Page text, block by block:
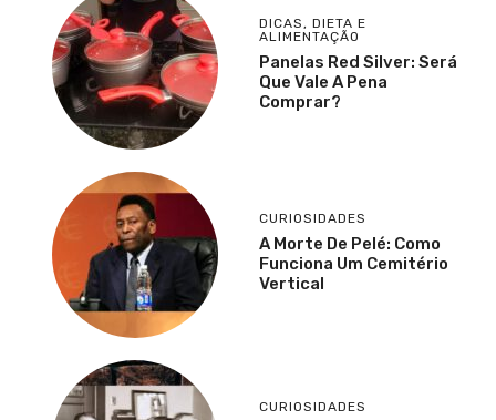
DICAS , DIETA E
ALIMENTAÇÃO
Panelas Red Silver: Será
Que Vale A Pena
Comprar?
CURIOSIDADES
A Morte De Pelé: Como
Funciona Um Cemitério
Vertical
CURIOSIDADES